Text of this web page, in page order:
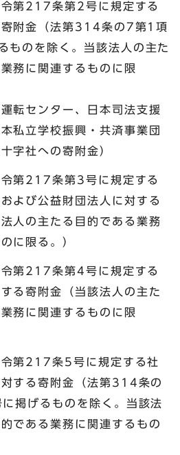
第217条第2号に規定する
寄附金（法第314条の7第1項
ものを除く。当該法人の主た
務に関連するものに限
運転センター、日本司法支援
私立学校振興・共済事業団
字社への寄附金）
第217条第3号に規定する
よび公益財団法人に対する
人の主たる目的である業務
に限る。）
第217条第4号に規定する
る寄附金（当該法人の主た
務に関連するものに限
令第217条5号に規定する社
する寄附金（法第314条の
掲げるものを除く。当該法
である業務に関連するもの